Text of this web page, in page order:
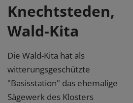
Knechtsteden,
Wald-Kita
Die Wald-Kita hat als
witterungsgeschützte
"Basisstation" das ehemalige
Sägewerk des Klosters